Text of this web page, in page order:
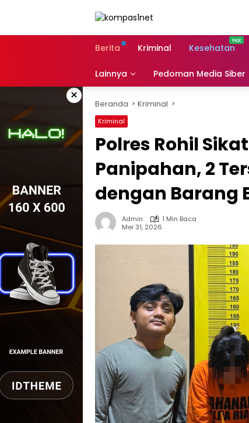
Berita Kriminal Kesehatan
Lainnya Pedoman Media Siber
× Beranda Kriminal
Kriminal
Polres Rohil
Panipahan, 2
dengan Barang
Admin
1 Min Baca
Mei 31, 2026